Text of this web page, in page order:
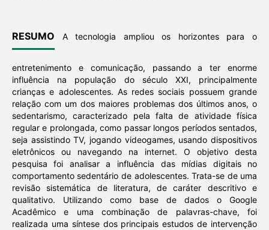
RESUMO A tecnologia ampliou os horizontes para o
entretenimento e comunicação, passando a ter enorme
influência na população do século XXI, principalmente
crianças e adolescentes. As redes sociais possuem grande
relação com um dos maiores problemas dos últimos anos, o
sedentarismo, caracterizado pela falta de atividade física
regular e prolongada, como passar longos períodos sentados,
seja assistindo TV, jogando videogames, usando dispositivos
eletrônicos ou navegando na internet. O objetivo desta
pesquisa foi analisar a influência das mídias digitais no
comportamento sedentário de adolescentes. Trata-se de uma
revisão sistemática de literatura, de caráter descritivo e
qualitativo. Utilizando como base de dados o Google
Acadêmico e uma combinação de palavras-chave, foi
realizada uma síntese dos principais estudos de intervenção